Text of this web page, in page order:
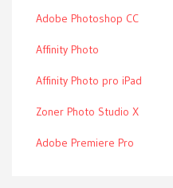
Adobe Photoshop CC
Affinity Photo
Affinity Photo pro iPad
Zoner Photo Studio X
Adobe Premiere Pro